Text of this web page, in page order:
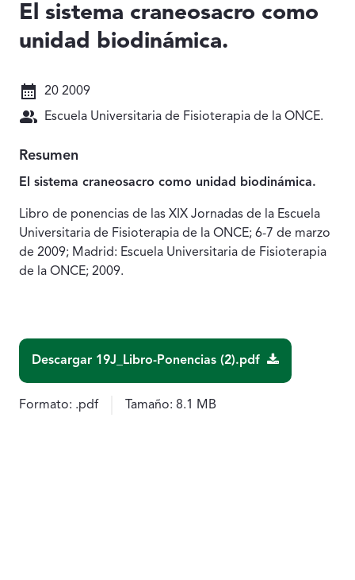
El sistema craneosacro como
unidad biodinámica.
Fecha: 20 2009
20 2009
Autores: Escuela Universitaria de Fisioterapia de la
Escuela Universitaria de Fisioterapia de la ONCE.
Resumen
El sistema craneosacro como unidad biodinámica.
Libro de ponencias de las XIX Jornadas de la Escuela
Universitaria de Fisioterapia de la ONCE; 6-7 de marzo
de 2009; Madrid: Escuela Universitaria de Fisioterapia
de la ONCE; 2009.
Descargar 19J_Libro-Ponencias (2).pdf
Formato: .pdf Tamaño: 8.1 MB